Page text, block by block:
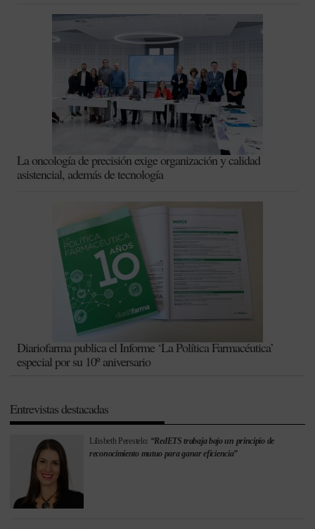
La oncología de precisión exige organización y calidad
asistencial, además de tecnología
Diariofarma publica el Informe ‘La Política Farmacéutica’
especial por su 10º aniversario
Entrevistas destacadas
Lilisbeth Perestelo: “RedETS trabaja bajo un principio de
reconocimiento mutuo para ganar eficiencia”